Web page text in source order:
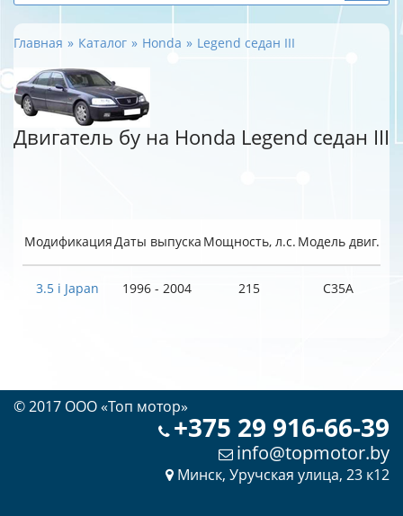
Главная Каталог Honda Legend седан III
Двигатель бу на Honda Legend седан III
МодификацияДаты выпуска Мощность, л.с. Модель двиг.
3.5 i Japan 1996 - 2004 215 C35A
© 2017 OOO «Топ мотор»
+375 29 916-66-39
info@topmotor.by
Минск, Уручская улица, 23 к12